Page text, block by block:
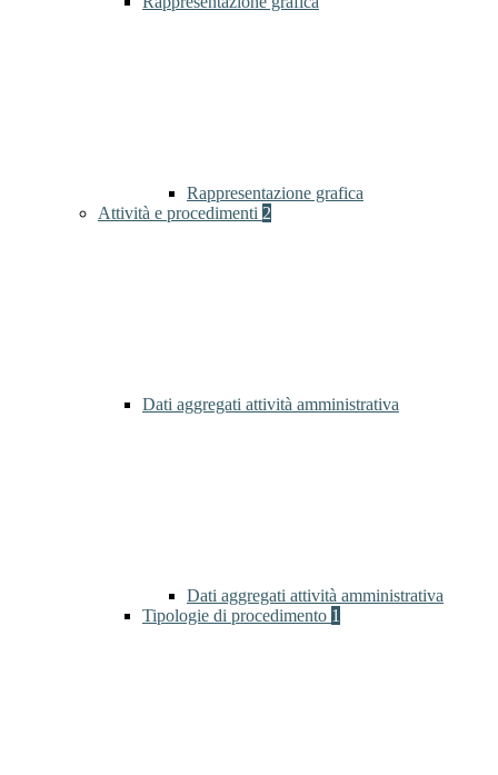
Rappresentazione grafica
Attività e procedimenti 2
Dati aggregati attività amministrativa
Dati aggregati attività amministrativa
Tipologie di procedimento 1